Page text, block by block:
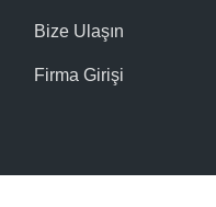
Bize Ulaşın
Firma Girişi